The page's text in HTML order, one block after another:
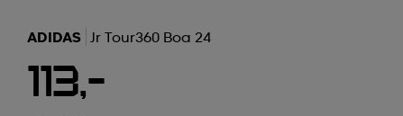
ADIDAS Jr Tour360 Boa 24
113,-